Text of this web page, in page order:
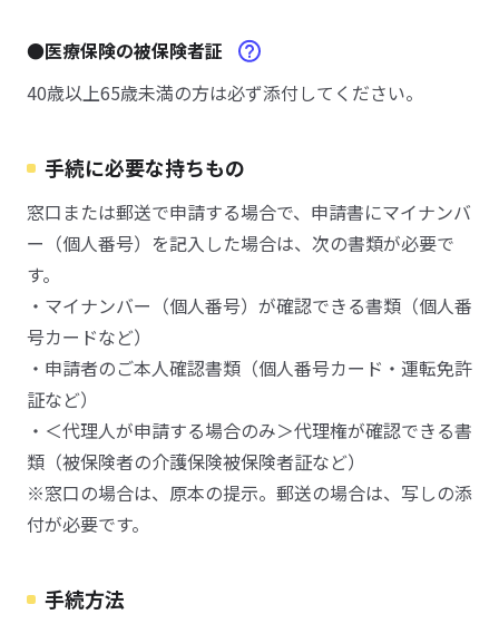
●医療保険の被保険者証
40歳以上65歳未満の方は必ず添付してください。
手続に必要な持ちもの
窓口または郵送で申請する場合で、申請書にマイナンバ
ー（個人番号）を記入した場合は、次の書類が必要で
す。
・マイナンバー（個人番号）が確認できる書類（個人番
号カードなど）
・申請者のご本人確認書類（個人番号カード・運転免許
証など）
・＜代理人が申請する場合のみ＞代理権が確認できる書
類（被保険者の介護保険被保険者証など）
※窓口の場合は、原本の提示。郵送の場合は、写しの添
付が必要です。
手続方法